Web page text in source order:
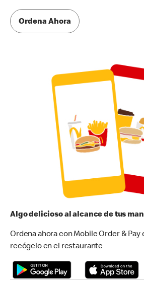
Ordena Ahora
Algo delicioso al alcance de tus
Ordena ahora con Mobile Order & Pay
recógelo en el restaurante